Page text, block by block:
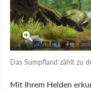
Das Sumpfland zählt zu
Mit Ihrem Helden